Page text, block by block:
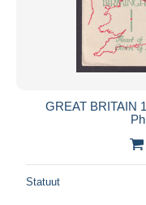
Visa
Maestro
Woonplaats van de
Wereldwijd
GREAT BRITAIN
Statuut